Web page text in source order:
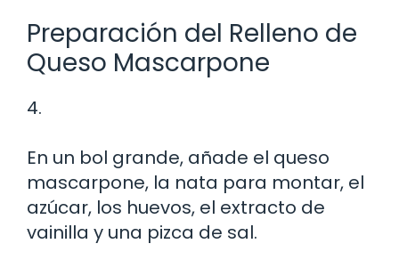
Preparación del Relleno de
Queso Mascarpone
4.
En un bol grande, añade el queso
mascarpone, la nata para montar, el
azúcar, los huevos, el extracto de
vainilla y una pizca de sal.